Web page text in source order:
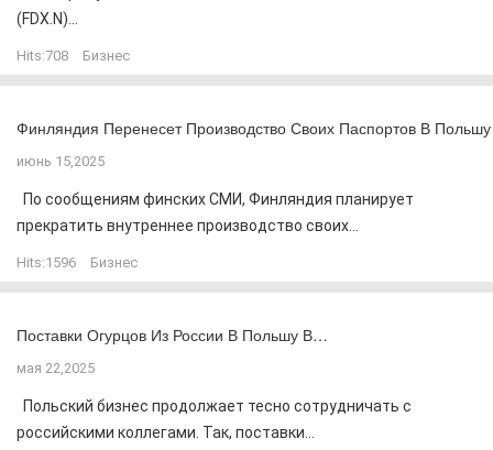
(FDX.N)...
Hits:708 Бизнес
Финляндия Перенесет Производство Своих Паспортов В Польшу
июнь 15,2025
По сообщениям финских СМИ, Финляндия планирует
прекратить внутреннее производство своих...
Hits:1596 Бизнес
Поставки Огурцов Из России В Польшу В…
мая 22,2025
Польский бизнес продолжает тесно сотрудничать с
российскими коллегами. Так, поставки...